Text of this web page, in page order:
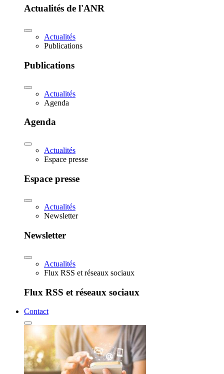
Actualités de l'ANR
Actualités
Publications
Publications
Actualités
Agenda
Agenda
Actualités
Espace presse
Espace presse
Actualités
Newsletter
Newsletter
Actualités
Flux RSS et réseaux sociaux
Flux RSS et réseaux sociaux
Contact